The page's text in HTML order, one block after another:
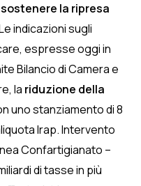
sostenere la ripresa
indicazioni sugli
espresse oggi in
Bilancio di Camera e
la riduzione della
uno stanziamento di 8
Irap. Intervento
Confartigianato –
di tasse in più